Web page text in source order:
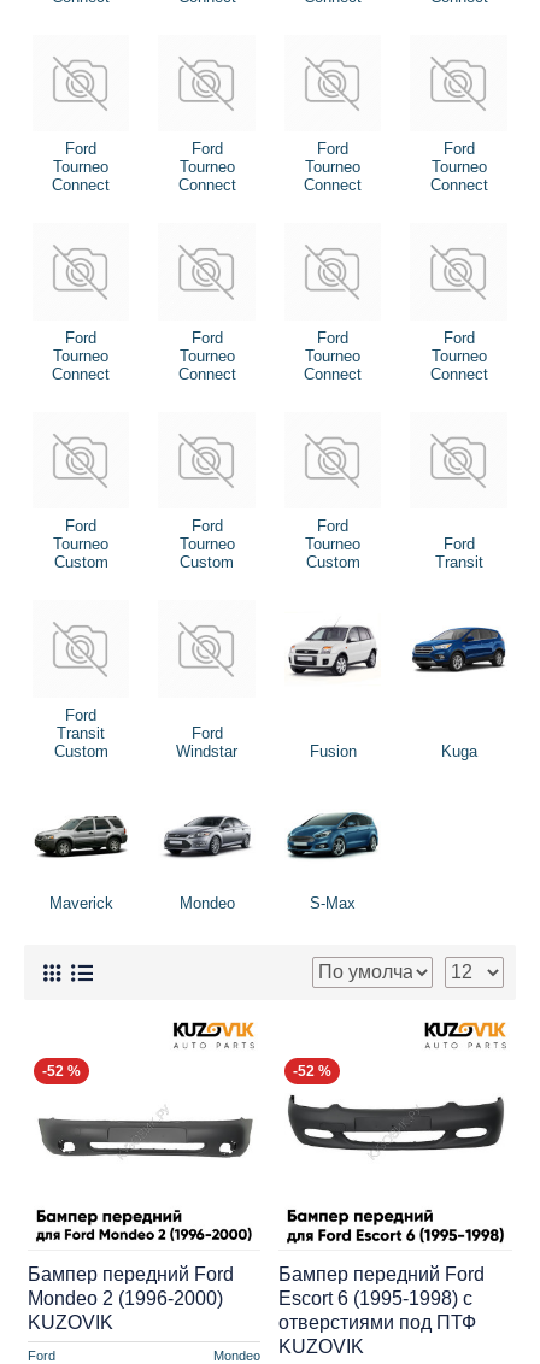
Ford
Tourneo
Connect
Ford
Tourneo
Connect
Ford
Tourneo
Connect
Ford
Tourneo
Connect
Ford
Tourneo
Connect
Ford
Tourneo
Connect
Ford
Tourneo
Connect
Ford
Tourneo
Connect
Ford
Tourneo
Custom
Ford
Tourneo
Custom
Ford
Tourneo
Custom
Ford
Transit
Ford
Transit
Custom
Ford
Windstar
Fusion Kuga
Maverick Mondeo S-Max
-52 %
Ford Mondeo
Бампер передний Ford
Mondeo 2 (1996-2000)
KUZOVIK
-52 %
Бампер передний Ford
Escort 6 (1995-1998) с
отверстиями под ПТФ
KUZOVIK